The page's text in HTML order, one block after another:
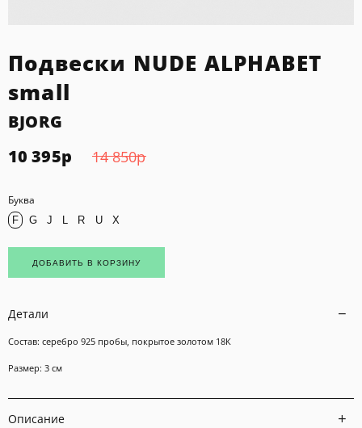
Подвески NUDE ALPHABET
small
BJORG
10 395р 14 850р
Буква
F G J L R U X
ДОБАВИТЬ В КОРЗИНУ
Детали
Состав: серебро 925 пробы, покрытое золотом 18К
Размер: 3 см
Описание